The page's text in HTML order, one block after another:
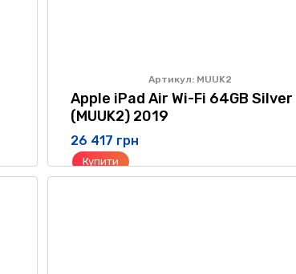
Артикул: MUUK2
Apple iPad Air Wi-Fi 64GB Silver
(MUUK2) 2019
26 417 грн
Купити